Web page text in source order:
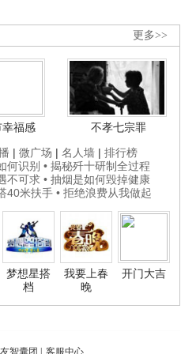
更多>>
福感
不孝七宗罪
| 微广场 | 名人墙 | 排行榜
何识别 • 揭秘歼十研制全过程
不可求 • 抽烟是如何毁掉健康
40米扶手 • 拒绝浪费从我做起
梦想星搭
档
我要上春
晚
开门大吉
智囊团 客服中心